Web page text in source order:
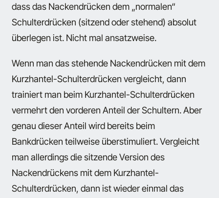
dass das Nackendrücken dem „normalen“
Schulterdrücken (sitzend oder stehend) absolut
überlegen ist. Nicht mal ansatzweise.
Wenn man das stehende Nackendrücken mit dem
Kurzhantel-Schulterdrücken vergleicht, dann
trainiert man beim Kurzhantel-Schulterdrücken
vermehrt den vorderen Anteil der Schultern. Aber
genau dieser Anteil wird bereits beim
Bankdrücken teilweise überstimuliert. Vergleicht
man allerdings die sitzende Version des
Nackendrückens mit dem Kurzhantel-
Schulterdrücken, dann ist wieder einmal das